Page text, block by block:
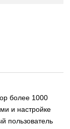
более 1000
и настройке
пользователь